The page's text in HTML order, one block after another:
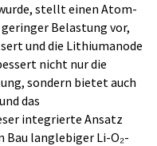
stellt einen Atom-
Belastung vor,
und die Lithiumanode
nicht nur die
sondern bietet auch
das
integrierte Ansatz
langlebiger Li-O₂-